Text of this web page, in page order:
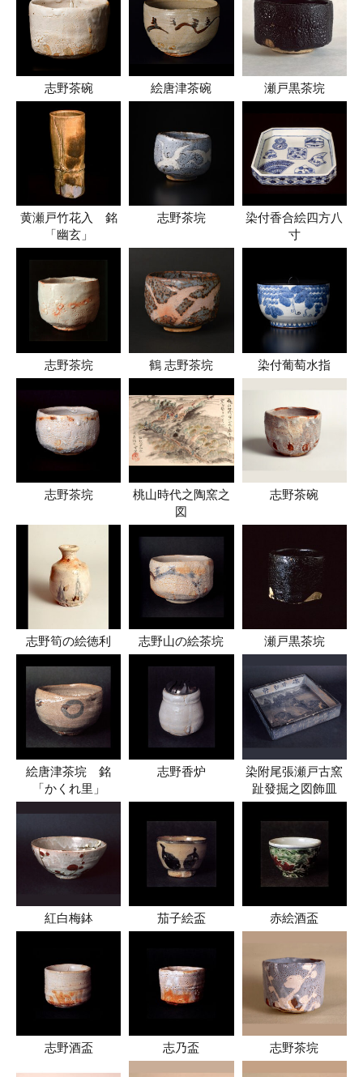
志野茶碗 絵唐津茶碗 瀬戸黒茶垸
黄瀬戸竹花入 銘
「幽玄」
志野茶垸
染付香合絵四方八
寸
志野茶垸 鶴 志野茶垸 染付葡萄水指
志野茶垸
桃山時代之陶窯之
図
志野茶碗
志野筍の絵徳利 志野山の絵茶垸 瀬戸黒茶垸
絵唐津茶垸 銘
「かくれ里」
志野香炉
染附尾張瀬戸古窯
趾發掘之図飾皿
紅白梅鉢 茄子絵盃 赤絵酒盃
志野酒盃 志乃盃 志野茶垸